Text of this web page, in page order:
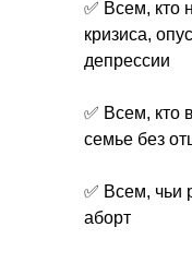
✅ Всем, кто
кризиса,
депрессии
✅ Всем, кто
семье без
✅ Всем, чьи
аборт